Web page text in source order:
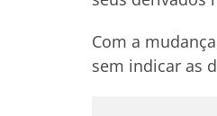
Com a
sem indicar as